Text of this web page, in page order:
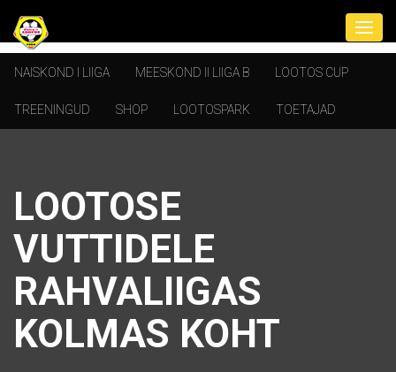
NAISKOND I LIIGA MEESKOND II LIIGA B LOOTOS CUP
TREENINGUD SHOP LOOTOSPARK TOETAJAD
LOOTOSE
VUTTIDELE
RAHVALIIGAS
KOLMAS KOHT